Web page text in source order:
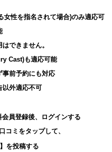
女性を指名されて場合)のみ適応可
できません。
Cast)も適応可能
事前予約にも対応
以外適応不可
会員登録後、ログインする
ミをタップして、
】を投稿する